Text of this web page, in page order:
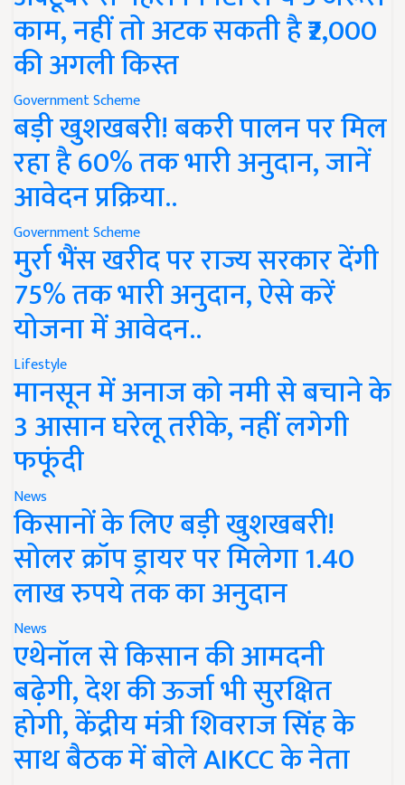
काम, नहीं तो अटक सकती है ₹2,000
की अगली किस्त
Government Scheme
बड़ी खुशखबरी! बकरी पालन पर मिल
रहा है 60% तक भारी अनुदान, जानें
आवेदन प्रक्रिया..
Government Scheme
मुर्रा भैंस खरीद पर राज्य सरकार देंगी
75% तक भारी अनुदान, ऐसे करें
योजना में आवेदन..
Lifestyle
मानसून में अनाज को नमी से बचाने के
3 आसान घरेलू तरीके, नहीं लगेगी
फफूंदी
News
किसानों के लिए बड़ी खुशखबरी!
सोलर क्रॉप ड्रायर पर मिलेगा 1.40
लाख रुपये तक का अनुदान
News
एथेनॉल से किसान की आमदनी
बढ़ेगी, देश की ऊर्जा भी सुरक्षित
होगी, केंद्रीय मंत्री शिवराज सिंह के
साथ बैठक में बोले AIKCC के नेता